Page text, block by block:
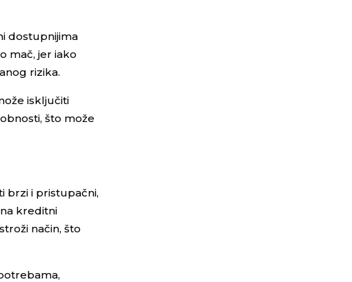
dostupnijima
mač, jer iako
rizika.
isključiti
što može
brzi i pristupačni,
kreditni
način, što